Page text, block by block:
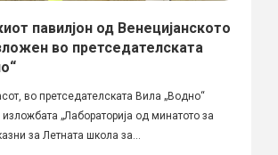
павилјон од Венецијанското
во претседателската
во претседателската Вила „Водно“
„Лабораторија од минатото за
за Летната школа за...